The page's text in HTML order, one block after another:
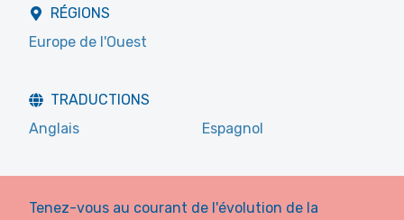
RÉGIONS
Europe de l'Ouest
TRADUCTIONS
Anglais
Espagnol
Tenez-vous au courant de l'évolution de la